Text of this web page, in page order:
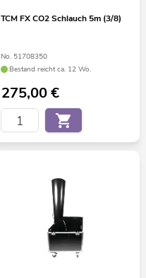
TCM FX CO2 Schlauch 5m (3/8)
No. 51708350
Bestand reicht ca. 12 Wo.
275,00€